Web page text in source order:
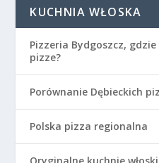
KUCHNIA WŁOSKA
Pizzeria Bydgoszcz,
pizze?
Porównanie Dębieckich
Polska pizza regionalna